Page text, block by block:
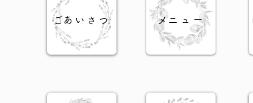
​ごあいさつ ​メニュー